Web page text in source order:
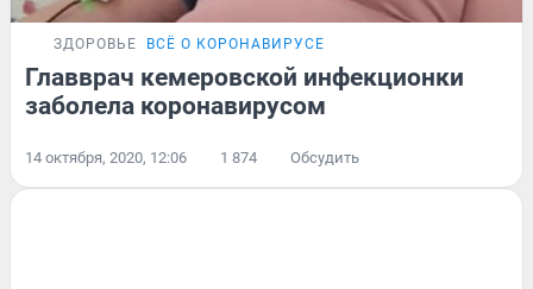
ЗДОРОВЬЕ ВСЁ О КОРОНАВИРУСЕ
Главврач кемеровской инфекционки
заболела коронавирусом
14 октября, 2020, 12:06 1 874 Обсудить